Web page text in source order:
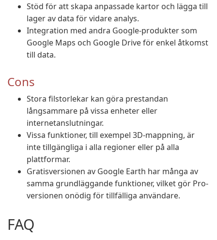
Stöd för att skapa anpassade kartor och lägga till
lager av data för vidare analys.
Integration med andra Google-produkter som
Google Maps och Google Drive för enkel åtkomst
till data.
Cons
Stora filstorlekar kan göra prestandan
långsammare på vissa enheter eller
internetanslutningar.
Vissa funktioner, till exempel 3D-mappning, är
inte tillgängliga i alla regioner eller på alla
plattformar.
Gratisversionen av Google Earth har många av
samma grundläggande funktioner, vilket gör Pro-
versionen onödig för tillfälliga användare.
FAQ